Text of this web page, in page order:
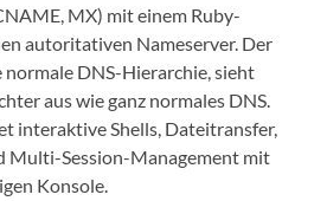
MX) mit einem Ruby-
autoritativen Nameserver. Der
DNS-Hierarchie, sieht
aus wie ganz normales DNS.
interaktive Shells, Dateitransfer,
Multi-Session-Management mit
Konsole.